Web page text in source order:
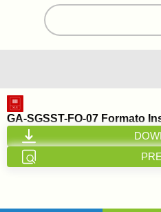
Buscar:
Inicio
Nosotros
GA-SGSST-FO-07 Formato